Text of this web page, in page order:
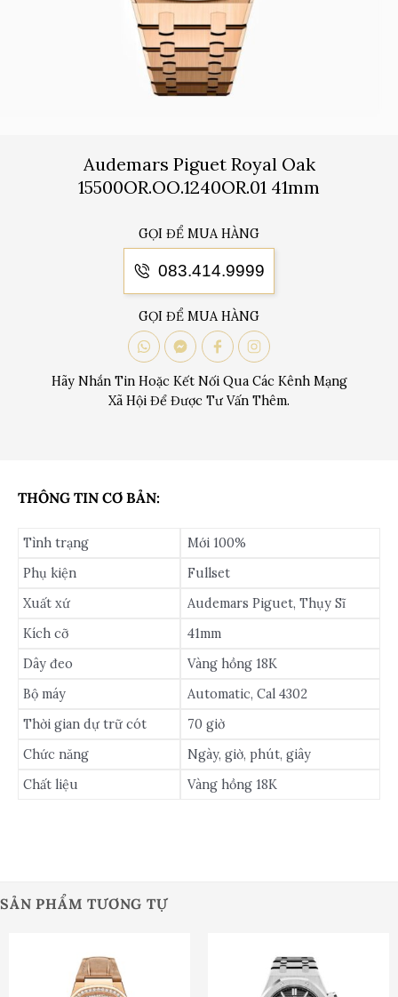
Audemars Piguet Royal Oak
15500OR.OO.1240OR.01 41mm
GỌI ĐỂ MUA HÀNG
083.414.9999
GỌI ĐỂ MUA HÀNG
Hãy Nhắn Tin Hoặc Kết Nối Qua Các Kênh Mạng
Xã Hội Để Được Tư Vấn Thêm.
THÔNG TIN CƠ BẢN:
Tình trạng
Mới 100%
Phụ kiện
Fullset
Xuất xứ
Audemars Piguet, Thụy Sĩ
Kích cỡ
41mm
Dây đeo
Vàng hồng 18K
Bộ máy
Automatic, Cal 4302
Thời gian dự trữ cót
70 giờ
Chức năng
Ngày, giờ, phút, giây
Chất liệu
Vàng hồng 18K
SẢN PHẨM TƯƠNG TỰ